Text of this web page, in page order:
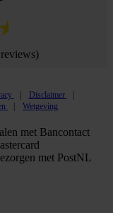
Disclaimer
Wetgeving